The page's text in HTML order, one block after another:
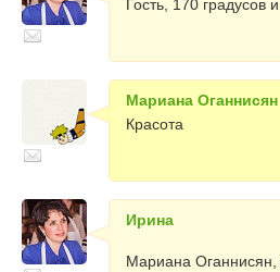
Гость, 170 градусов
Мариана Оганнисян
Красота
Ирина
Мариана Оганнисян,